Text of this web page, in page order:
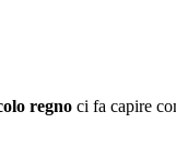
regno ci fa capire